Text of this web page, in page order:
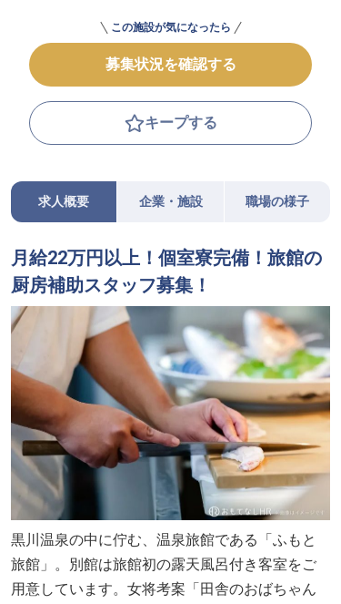
この施設が気になったら
募集状況を確認する
キープする
求人概要 企業・施設 職場の様子
月給22万円以上！個室寮完備！旅館の
厨房補助スタッフ募集！
黒川温泉の中に佇む、温泉旅館である「ふもと
旅館」。別館は旅館初の露天風呂付き客室をご
用意しています。女将考案「田舎のおばちゃん